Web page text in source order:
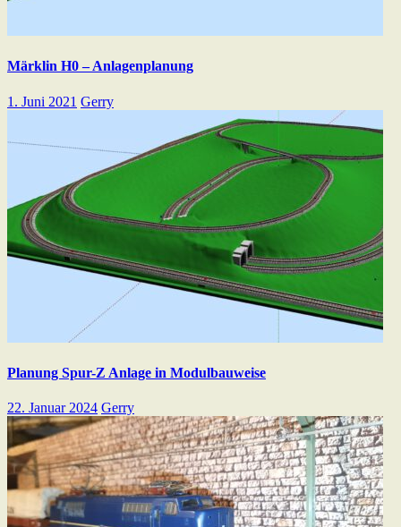
Märklin H0 – Anlagenplanung
1. Juni 2021 Gerry
Planung Spur-Z Anlage in Modulbauweise
22. Januar 2024 Gerry